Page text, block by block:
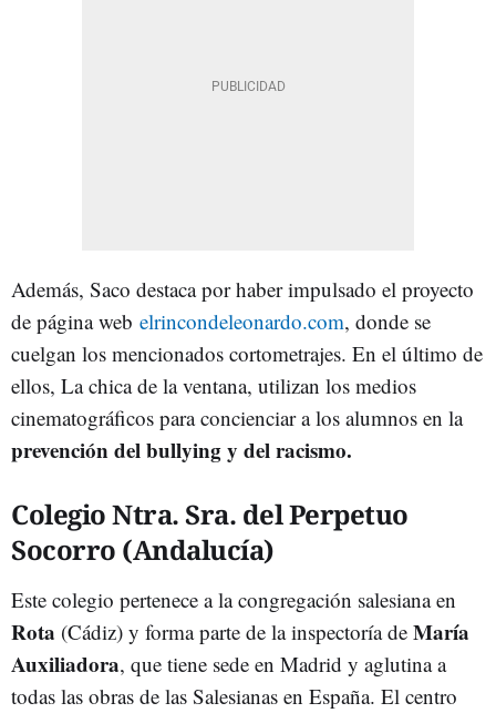
Además, Saco destaca por haber impulsado el proyecto
de página web elrincondeleonardo.com, donde se
cuelgan los mencionados cortometrajes. En el último de
ellos, La chica de la ventana, utilizan los medios
cinematográficos para concienciar a los alumnos en la
prevención del bullying y del racismo.
Colegio Ntra. Sra. del Perpetuo
Socorro (Andalucía)
Este colegio pertenece a la congregación salesiana en
Rota (Cádiz) y forma parte de la inspectoría de María
Auxiliadora, que tiene sede en Madrid y aglutina a
todas las obras de las Salesianas en España. El centro